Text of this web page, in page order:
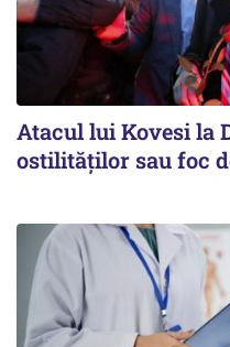
Atacul lui Kovesi la
ostilităților sau foc